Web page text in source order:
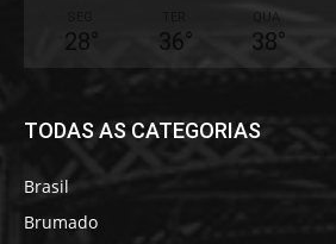
28° 36°
QUA
38°
TODAS AS CATEGORIAS
Brasil
Brumado